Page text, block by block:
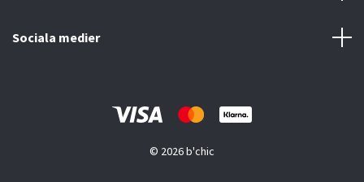
Sociala medier
© 2026 b'chic